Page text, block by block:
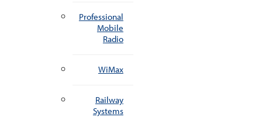
Professional
Mobile
Radio
WiMax
Railway
Systems